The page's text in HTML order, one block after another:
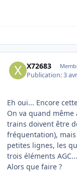
X72683
Publication:3
Eh oui... Encore
On va quand
trains doivent être
fréquentation),
petites lignes, les
trois éléments AGC...
Alors que faire ?